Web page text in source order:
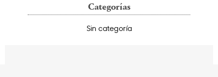
Categorías
Sin categoría